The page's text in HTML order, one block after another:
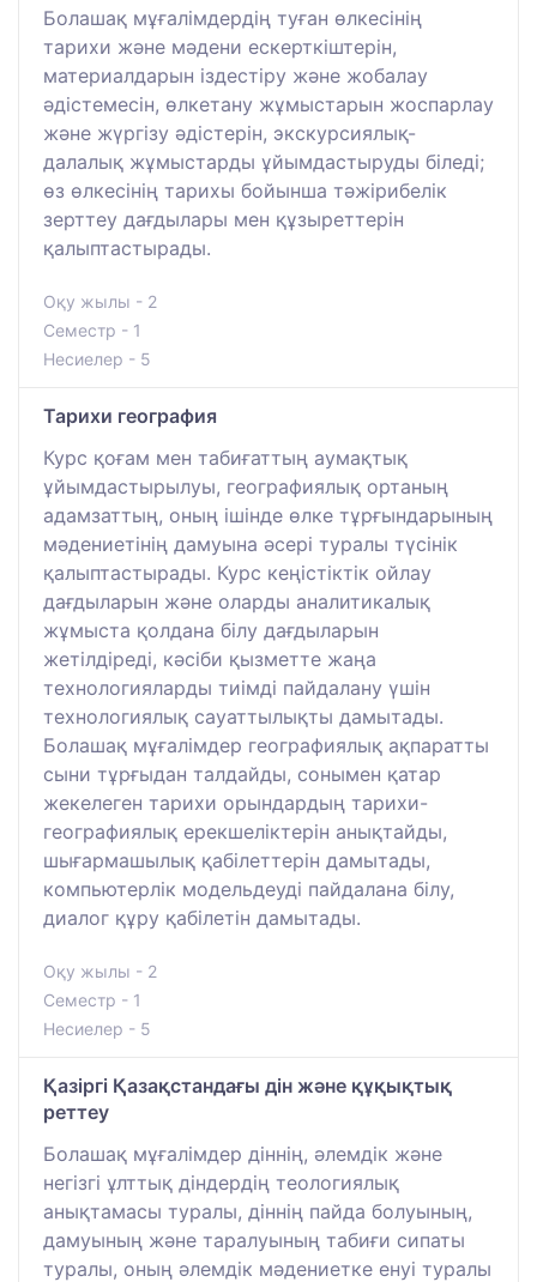
Болашақ мұғалімдердің туған өлкесінің
тарихи және мәдени ескерткіштерін,
материалдарын іздестіру және жобалау
әдістемесін, өлкетану жұмыстарын жоспарлау
және жүргізу әдістерін, экскурсиялық-
далалық жұмыстарды ұйымдастыруды біледі;
өз өлкесінің тарихы бойынша тәжірибелік
зерттеу дағдылары мен құзыреттерін
қалыптастырады.
Оқу жылы - 2
Семестр - 1
Несиелер - 5
Тарихи география
Курс қоғам мен табиғаттың аумақтық
ұйымдастырылуы, географиялық ортаның
адамзаттың, оның ішінде өлке тұрғындарының
мәдениетінің дамуына әсері туралы түсінік
қалыптастырады. Курс кеңістіктік ойлау
дағдыларын және оларды аналитикалық
жұмыста қолдана білу дағдыларын
жетілдіреді, кәсіби қызметте жаңа
технологияларды тиімді пайдалану үшін
технологиялық сауаттылықты дамытады.
Болашақ мұғалімдер географиялық ақпаратты
сыни тұрғыдан талдайды, сонымен қатар
жекелеген тарихи орындардың тарихи-
географиялық ерекшеліктерін анықтайды,
шығармашылық қабілеттерін дамытады,
компьютерлік модельдеуді пайдалана білу,
диалог құру қабілетін дамытады.
Оқу жылы - 2
Семестр - 1
Несиелер - 5
Қазіргі Қазақстандағы дін және құқықтық
реттеу
Болашақ мұғалімдер діннің, әлемдік және
негізгі ұлттық діндердің теологиялық
анықтамасы туралы, діннің пайда болуының,
дамуының және таралуының табиғи сипаты
туралы, оның әлемдік мәдениетке енуі туралы